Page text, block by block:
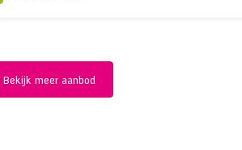
Bekijk meer aanbod